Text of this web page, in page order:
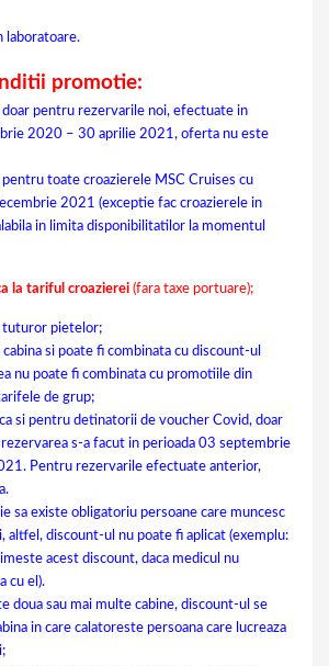
laboratoare.
promotie:
doar pentru rezervarile noi, efectuate in
2020 – 30 aprilie 2021, oferta nu este
toate croazierele MSC Cruises cu
2021 (exceptie fac croazierele in
in limita disponibilitatilor la momentul
la tariful croazierei (fara taxe portuare);
tuturor pietelor;
si poate fi combinata cu discount-ul
nu poate fi combinata cu promotiile din
de grup;
si pentru detinatorii de voucher Covid, doar
rezervarea s-a facut in perioada 03 septembrie
Pentru rezervarile efectuate anterior,
sa existe obligatoriu persoane care muncesc
altfel, discount-ul nu poate fi aplicat (exemplu:
acest discount, daca medicul nu
cu el).
doua sau mai multe cabine, discount-ul se
in care calatoreste persoana care lucreaza